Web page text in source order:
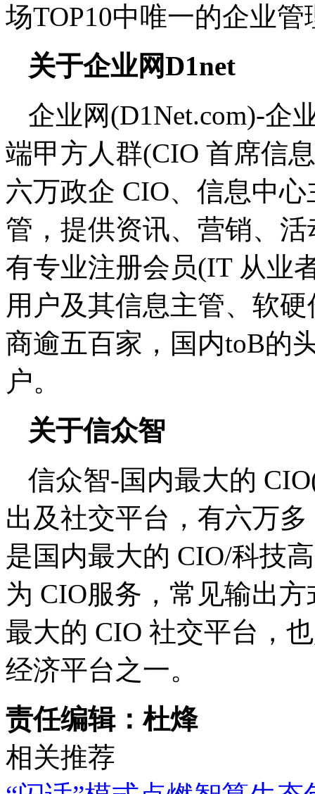
场TOP10中唯一的企业管
关于企业网D1net
企业网(D1Net.com)-企
端甲方人群(CIO 首席信
六万政企 CIO、信息中
管，提供资讯、营销、
有专业注册会员(IT 从业
用户及其信息主管、软
商逾五百家，国内toB的
户。
关于信众智
信众智-国内最大的
出及社交平台，有六万
是国内最大的 CIO/科技
为 CIO服务，常见输出
最大的 CIO 社交平台，
经济平台之一。
责任编辑：杜烽
相关推荐